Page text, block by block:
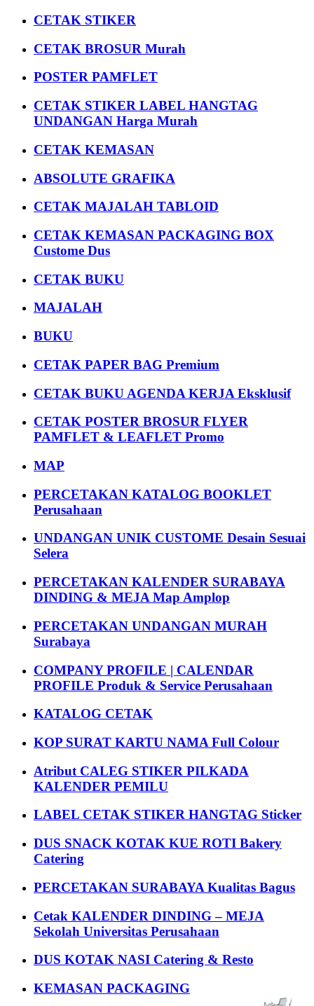
CETAK STIKER
CETAK BROSUR Murah
POSTER PAMFLET
CETAK STIKER LABEL HANGTAG
UNDANGAN Harga Murah
CETAK KEMASAN
ABSOLUTE GRAFIKA
CETAK MAJALAH TABLOID
CETAK KEMASAN PACKAGING BOX
Custome Dus
CETAK BUKU
MAJALAH
BUKU
CETAK PAPER BAG Premium
CETAK BUKU AGENDA KERJA Eksklusif
CETAK POSTER BROSUR FLYER
PAMFLET & LEAFLET Promo
MAP
PERCETAKAN KATALOG BOOKLET
Perusahaan
UNDANGAN UNIK CUSTOME Desain Sesuai
Selera
PERCETAKAN KALENDER SURABAYA
DINDING & MEJA Map Amplop
PERCETAKAN UNDANGAN MURAH
Surabaya
COMPANY PROFILE | CALENDAR
PROFILE Produk & Service Perusahaan
KATALOG CETAK
KOP SURAT KARTU NAMA Full Colour
Atribut CALEG STIKER PILKADA
KALENDER PEMILU
LABEL CETAK STIKER HANGTAG Sticker
DUS SNACK KOTAK KUE ROTI Bakery
Catering
PERCETAKAN SURABAYA Kualitas Bagus
Cetak KALENDER DINDING – MEJA
Sekolah Universitas Perusahaan
DUS KOTAK NASI Catering & Resto
KEMASAN PACKAGING